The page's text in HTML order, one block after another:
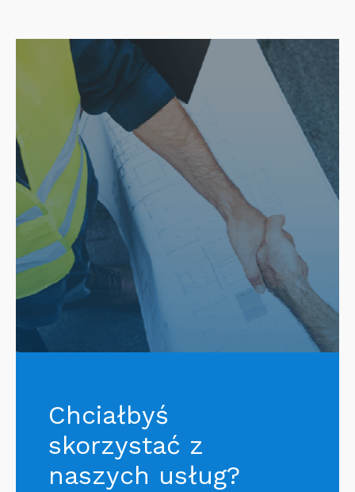
Chciałbyś
skorzystać z
naszych usług?